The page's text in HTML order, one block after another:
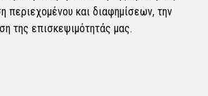
περιεχομένου και διαφημίσεων, την
της επισκεψιμότητάς μας.
260από36.187εγγραφές.